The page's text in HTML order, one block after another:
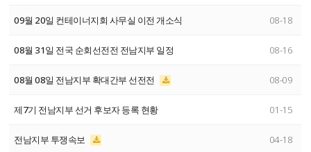
09월 20일 컨테이너지회 사무실 이전 개소식 08-18
08월 31일 전국 순회선전전 전남지부 일정 08-16
08월 08일 전남지부 확대간부 선전전 08-09
제7기 전남지부 선거 후보자 등록 현황 01-15
전남지부 투쟁속보 04-18